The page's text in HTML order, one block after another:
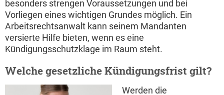
besonders strengen Voraussetzungen und bei
Vorliegen eines wichtigen Grundes möglich. Ein
Arbeitsrechtsanwalt kann seinem Mandanten
versierte Hilfe bieten, wenn es eine
Kündigungsschutzklage im Raum steht.
Welche gesetzliche Kündigungsfrist gilt?
Werden die